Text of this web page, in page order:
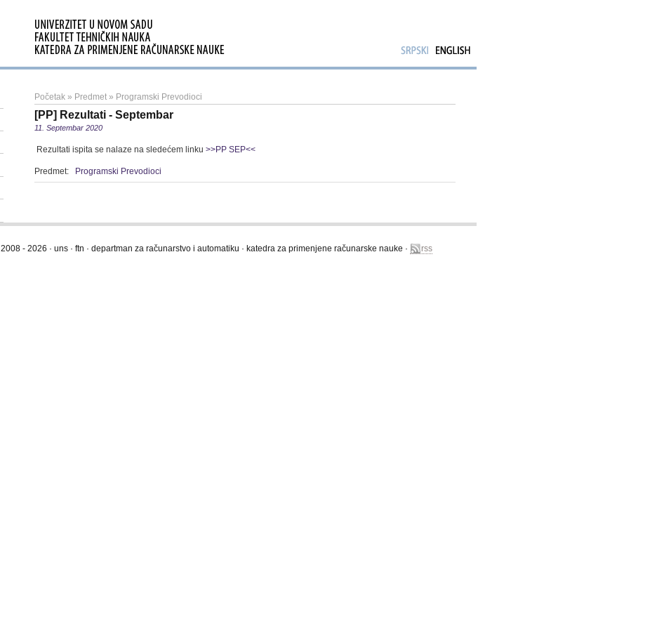
Početak » Predmet » Programski Prevodioci
[PP] Rezultati - Septembar
11. Septembar 2020
Rezultati ispita se nalaze na sledećem linku >>PP SEP<<
Predmet: Programski Prevodioci
2008 - 2026 · uns · ftn · departman za računarstvo i automatiku · katedra za primenjene računarske nauke · rss